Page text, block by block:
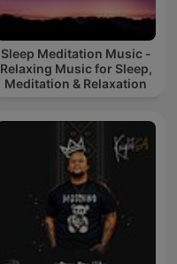
Sleep Meditation Music -
Relaxing Music for Sleep,
Meditation & Relaxation